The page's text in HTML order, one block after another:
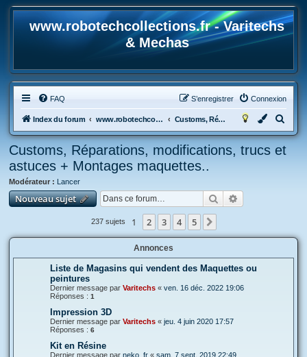
www.robotechcollections.fr - Varitechs
& Mechas
FAQ Connexion
S’enregistrer
Index du forum www.robotechcollections.fr - Robotech & Macross Toys French Forum !!! Customs, Réparations, modifications, trucs et astuces + Montages maquettes..
e
h
Customs, Réparations, modifications, trucs et
astuces + Montages maquettes..
Modérateur : Lancer
Nouveau sujet Rechercher
237 sujets 1 2 3 4 5
Annonces
Liste de Magasins qui vendent des Maquettes ou
peintures
Dernier message par Varitechs « ven. 16 déc. 2022 19:06
Réponses : 1
Impression 3D
Dernier message par Varitechs « jeu. 4 juin 2020 17:57
Réponses : 6
Kit en Résine
Dernier message par neko_fr « sam. 7 sept. 2019 22:49